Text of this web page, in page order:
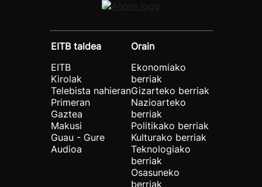
EITB taldea
EITB
Kirolak
Telebista nahieran
Primeran
Gaztea
Makusi
Guau - Gure
Audioa
Orain
Ekonomiako
berriak
Gizarteko berriak
Nazioarteko
berriak
Politikako berriak
Kulturako berriak
Teknologiako
berriak
Osasuneko
berriak